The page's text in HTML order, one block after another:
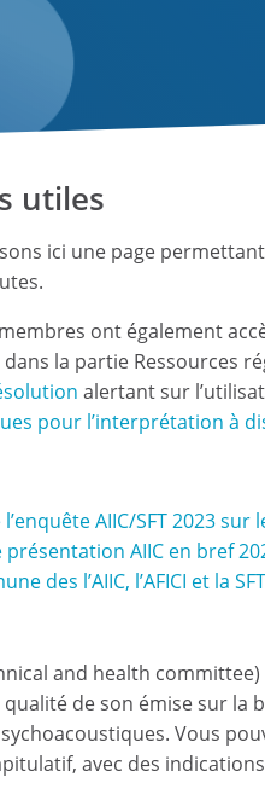
utiles
ici une page
ont également
dans la partie Ressources
alertant sur
pour l’interprétation à
AIIC/SFT 2023
AIIC en bref
des l’AIIC, l’AFICI et la
and health
de son émise sur la
Vous
avec des